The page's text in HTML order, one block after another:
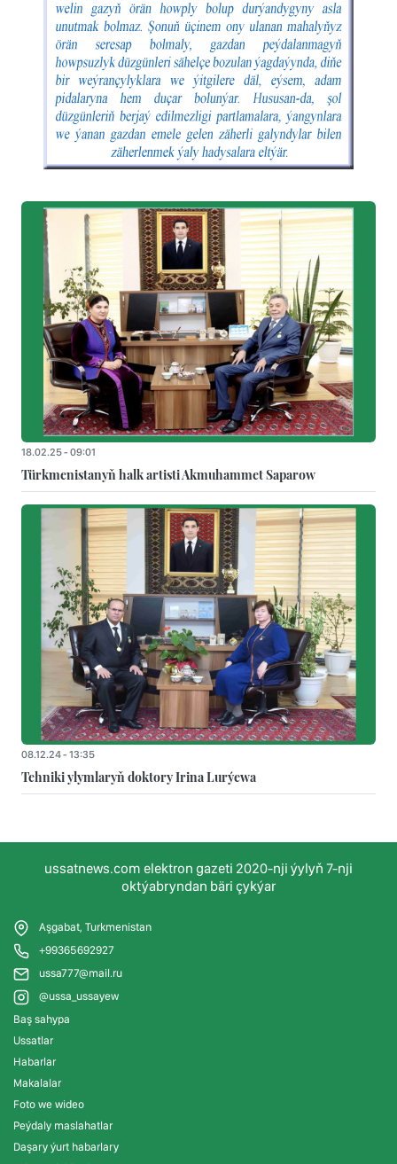
18.02.25 - 09:01
Türkmenistanyň halk artisti Akmuhammet Saparow
08.12.24 - 13:35
Tehniki ylymlaryň doktory Irina Lurýewa
ussatnews.com elektron gazeti 2020-nji ýylyň 7-nji
oktýabryndan bäri çykýar
Aşgabat, Turkmenistan
+99365692927
ussa777@mail.ru
@ussa_ussayew
Baş sahypa
Ussatlar
Habarlar
Makalalar
Foto we wideo
Peýdaly maslahatlar
Daşary ýurt habarlary